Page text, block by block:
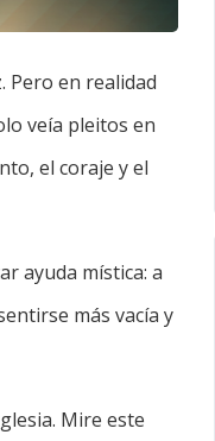
Pero en realidad
veía pleitos en
el coraje y el
ayuda mística: a
más vacía y
Mire este